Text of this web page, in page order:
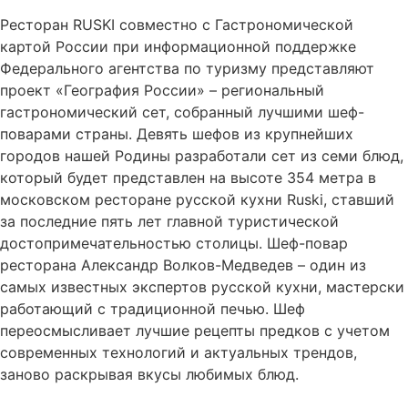
Ресторан RUSKI совместно с Гастрономической
картой России при информационной поддержке
Федерального агентства по туризму представляют
проект «География России» – региональный
гастрономический сет, собранный лучшими шеф-
поварами страны. Девять шефов из крупнейших
городов нашей Родины разработали сет из семи блюд,
который будет представлен на высоте 354 метра в
московском ресторане русской кухни Ruski, ставший
за последние пять лет главной туристической
достопримечательностью столицы. Шеф-повар
ресторана Александр Волков-Медведев – один из
самых известных экспертов русской кухни, мастерски
работающий с традиционной печью. Шеф
переосмысливает лучшие рецепты предков с учетом
современных технологий и актуальных трендов,
заново раскрывая вкусы любимых блюд.